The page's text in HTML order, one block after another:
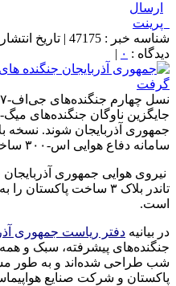
ارسال
پرینت
دیدگاه : ۰ |
سامانه دفاع هوایی اس-۳۰۰ ساخت روسیه مقابله کند.
تاندر بلاک ۳ ساخت
است.
در بیانیه دفتر ریاست جمهوری
جنگنده‌های پیشرفته، سبک و
شب طراحی شده‌اند و به طور
پاکستان و شرکت صنایع